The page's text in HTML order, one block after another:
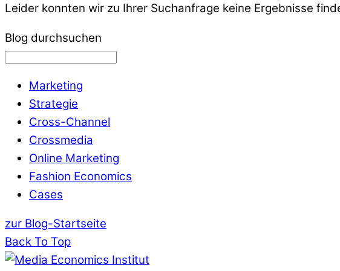
Leider konnten wir zu Ihrer Suchanfrage keine Ergebnisse
Blog durchsuchen
Marketing
Strategie
Cross-Channel
Crossmedia
Online Marketing
Fashion Economics
Cases
zur Blog-Startseite
Back To Top